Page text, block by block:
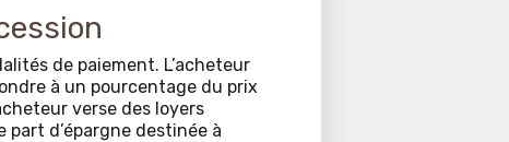
de paiement. L’acheteur
à un pourcentage du prix
verse des loyers
d’épargne destinée à